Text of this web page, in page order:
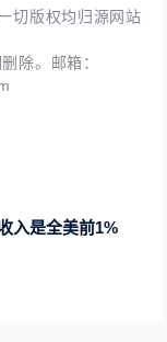
切版权均归源网站
除。邮箱：
入是全美前1%